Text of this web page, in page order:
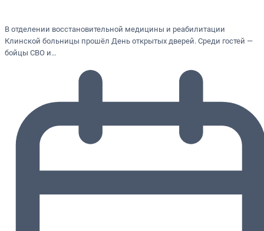
В отделении восстановительной медицины и реабилитации
Клинской больницы прошёл День открытых дверей. Среди гостей —
бойцы СВО и…